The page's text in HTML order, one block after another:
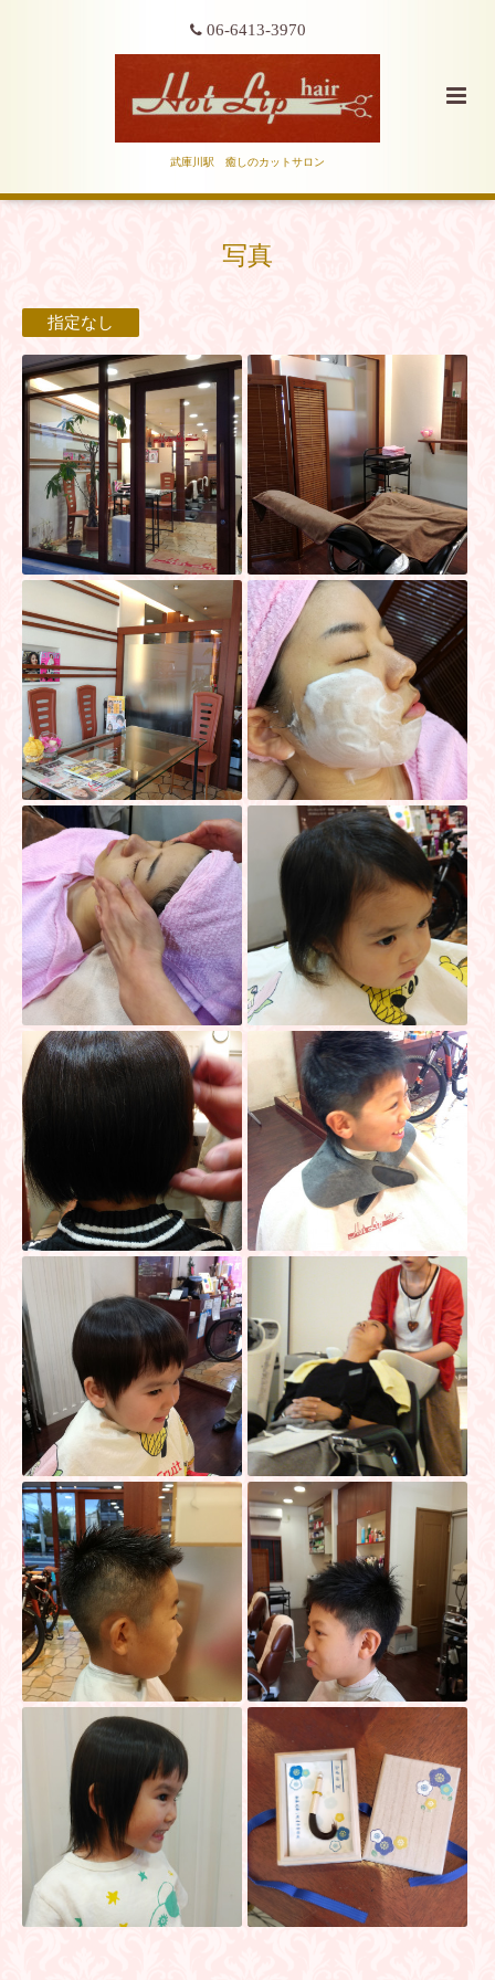
06-6413-3970
武庫川駅 癒しのカットサロン
写真
指定なし